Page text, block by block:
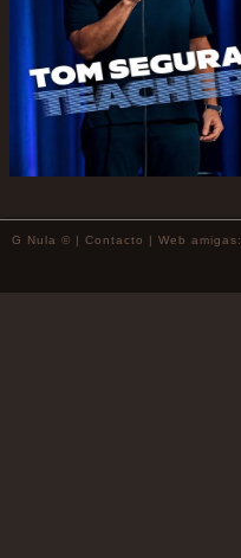
G Nula © | Contacto | Web amigas: